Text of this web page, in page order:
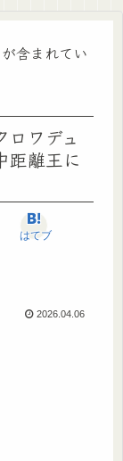
含まれてい
ロワデュ
距離王に
はてブ
2026.04.06